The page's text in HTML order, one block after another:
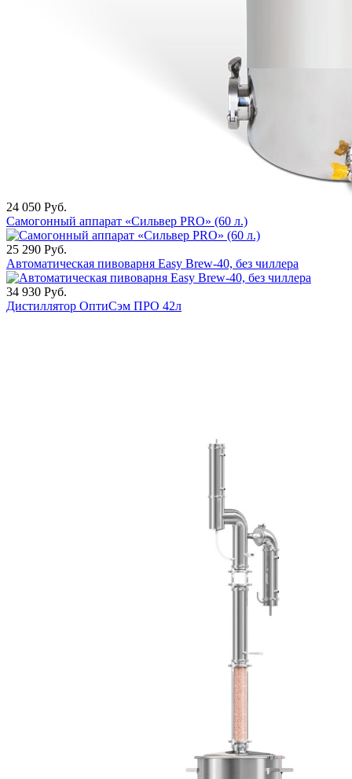
24 050 Руб.
Самогонный аппарат «Сильвер PRO» (60 л.)
25 290 Руб.
Автоматическая пивоварня Easy Brew-40, без чиллера
34 930 Руб.
Дистиллятор ОптиСэм ПРО 42л